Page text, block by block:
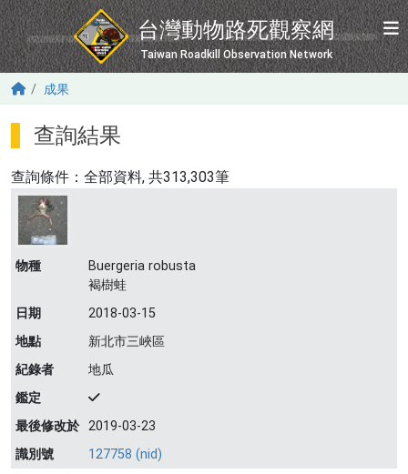
移至主內容
台灣動物路死觀察網
Taiwan Roadkill Observation Network
成果
查詢結果
查詢條件： 全部資料, 共313,303筆
物種
Buergeria robusta
褐樹蛙
日期
2018-03-15
地點
新北市三峽區
紀錄者
地瓜
鑑定
最後修改於 2019-03-23
識別號
127758 (nid)